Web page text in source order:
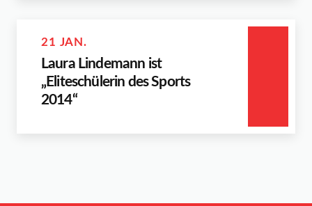
21 JAN.
Laura Lindemann ist
„Eliteschülerin des Sports
2014“